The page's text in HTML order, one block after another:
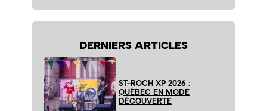
DERNIERS ARTICLES
ST-ROCH XP 2026 :
QUÉBEC EN MODE
DÉCOUVERTE